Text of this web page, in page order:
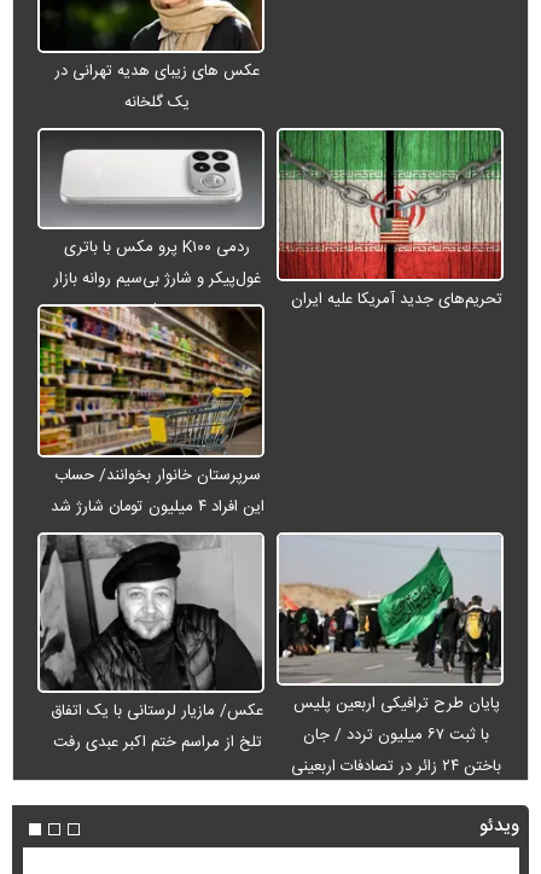
عکس های زیبای هدیه تهرانی در
یک گلخانه
تحریم‌های جدید آمریکا علیه ایران
ردمی K۱۰۰ پرو مکس با باتری
غول‌پیکر و شارژ بی‌سیم روانه بازار
می‌شود
سرپرستان خانوار بخوانند/ حساب
این افراد ۴ میلیون تومان شارژ شد
پایان طرح ترافیکی اربعین پلیس
با ثبت ۶۷ میلیون تردد / جان
باختن ۲۴ زائر در تصادفات اربعینی
عکس/ مازیار لرستانی با یک اتفاق
تلخ از مراسم ختم اکبر عبدی رفت
ویدئو